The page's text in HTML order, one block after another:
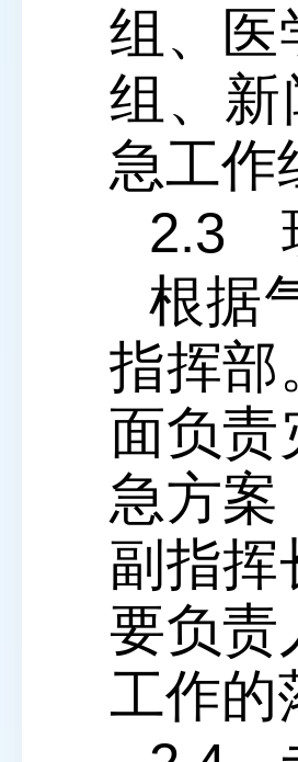
组、医
组、
急工作
2.3
根据
指挥部
面负责
急方案
副指挥
要负责
工作的